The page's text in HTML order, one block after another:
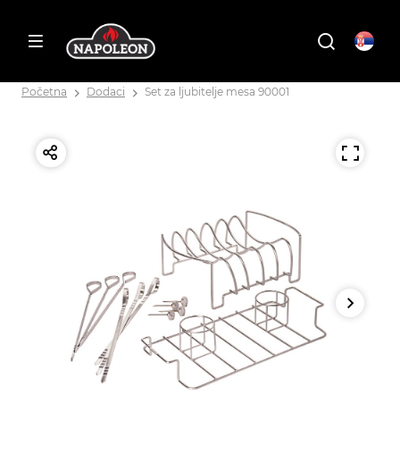
Početna Dodaci Set za ljubitelje mesa 90001